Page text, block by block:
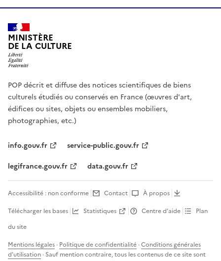
MINISTÈRE
DE LA CULTURE
POP décrit et diffuse des notices scientifiques de biens
culturels étudiés ou conservés en France (œuvres d'art,
édifices ou sites, objets ou ensembles mobiliers,
photographies, etc.)
info.gouv.fr
service-public.gouv.fr
legifrance.gouv.fr
data.gouv.fr
Accessibilité : non conforme Contact
À propos
Télécharger les bases
Statistiques Centre d’aide
Plan
du site
Mentions légales · Politique de confidentialité ·Conditions générales
d'utilisation · Sauf mention contraire, tous les contenus de ce site sont